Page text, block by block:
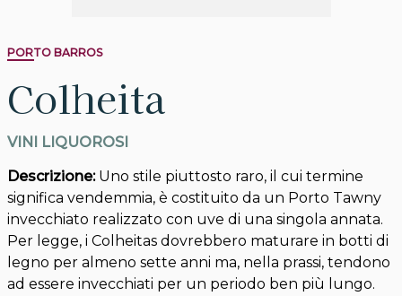
PORTO BARROS
Colheita
VINI LIQUOROSI
Descrizione: Uno stile piuttosto raro, il cui termine
significa vendemmia, è costituito da un Porto Tawny
invecchiato realizzato con uve di una singola annata.
Per legge, i Colheitas dovrebbero maturare in botti di
legno per almeno sette anni ma, nella prassi, tendono
ad essere invecchiati per un periodo ben più lungo.